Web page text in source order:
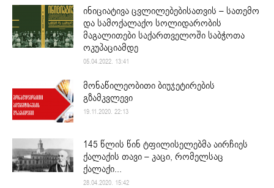
ინიციატივა ცვლილებებისათვის – სათემო
და სამოქალაქო სოლიდარობის
მაგალითები საქართველოში საბჭოთა
ოკუპაციამდე
05.04.2022. 13:41
მონაწილეობითი ბიუჯეტირების
გზამკვლევი
19.11.2020. 22:13
145 წლის წინ ტფილისელებმა აირჩიეს
ქალაქის თავი – კაცი, რომელსაც
ქალაქი...
28.04.2020. 15:42